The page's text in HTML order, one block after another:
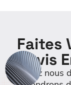
Faites
Devis
Parlez nous